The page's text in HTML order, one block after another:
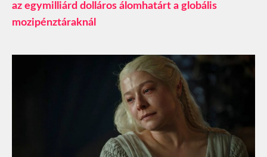
az egymilliárd dolláros álomhatárt a globális
mozipénztáraknál